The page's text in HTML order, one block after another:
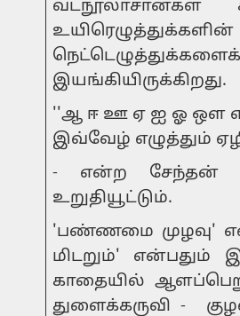
வடநூலாசான்கள்
இயங்கியிருக்கிறது.
''ஆ ஈ ஊ ஏ ஐ ஓ ஒள
இவ்வேழ் எழுத்தும்
- என்ற சேந்தன்
உறுதியூட்டும்.
'பண்ணமை முழவு'
மிடறும்' என்பதும்
காதையில்
துளைக்கருவி -